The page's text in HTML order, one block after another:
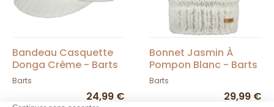
Bandeau Casquette
Donga Crème - Barts
Barts
24,99 €
Bonnet Jasmin À
Pompon Blanc - Barts
Barts
29,99 €